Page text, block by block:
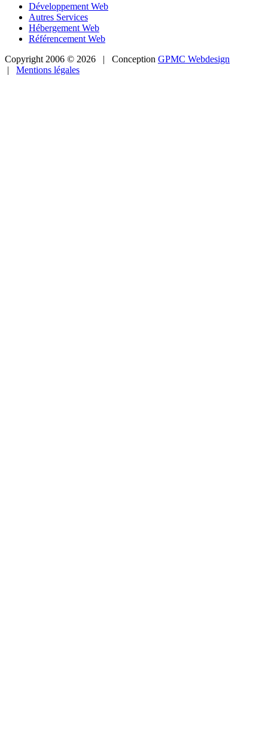
Développement Web
Autres Services
Hébergement Web
Référencement Web
Copyright 2006 © 2026 | Conception GPMC Webdesign
| Mentions légales